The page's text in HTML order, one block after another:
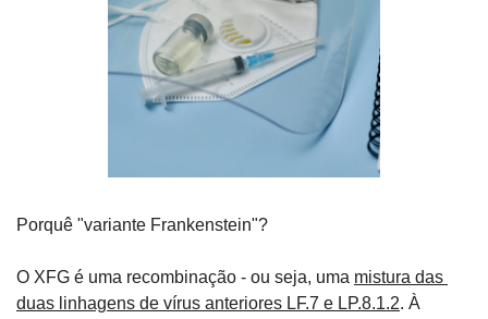
Porquê "variante Frankenstein"?
O XFG é uma recombinação - ou seja, uma mistura das
duas linhagens de vírus anteriores LF.7 e LP.8.1.2. À